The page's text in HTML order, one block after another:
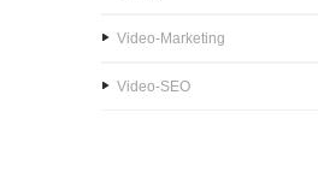
Video-Marketing
Video-SEO